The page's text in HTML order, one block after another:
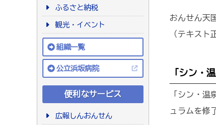
ふるさと納税
観光・イベント
組織一覧
公立浜坂病院
便利なサービス
広報しんおんせん
おんせん天
（テキスト
「シン・
「シン・
ュラムを修